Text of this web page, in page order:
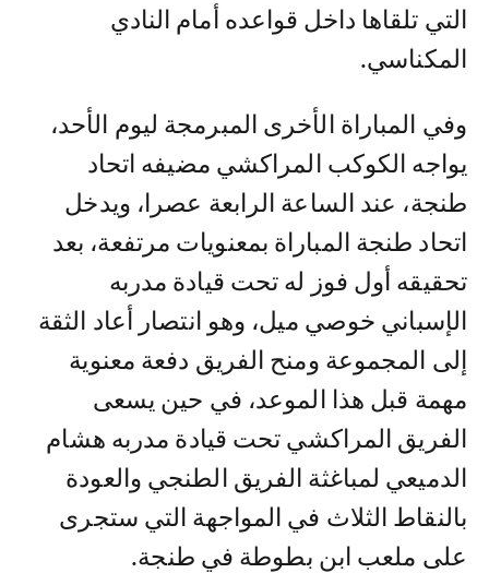
التي تلقاها داخل قواعده أمام النادي
المكناسي.
وفي المباراة الأخرى المبرمجة ليوم الأحد،
يواجه الكوكب المراكشي مضيفه اتحاد
طنجة، عند الساعة الرابعة عصرا، ويدخل
اتحاد طنجة المباراة بمعنويات مرتفعة، بعد
تحقيقه أول فوز له تحت قيادة مدربه
الإسباني خوصي ميل، وهو انتصار أعاد الثقة
إلى المجموعة ومنح الفريق دفعة معنوية
مهمة قبل هذا الموعد، في حين يسعى
الفريق المراكشي تحت قيادة مدربه هشام
الدميعي لمباغثة الفريق الطنجي والعودة
بالنقاط الثلاث في المواجهة التي ستجرى
على ملعب ابن بطوطة في طنجة.